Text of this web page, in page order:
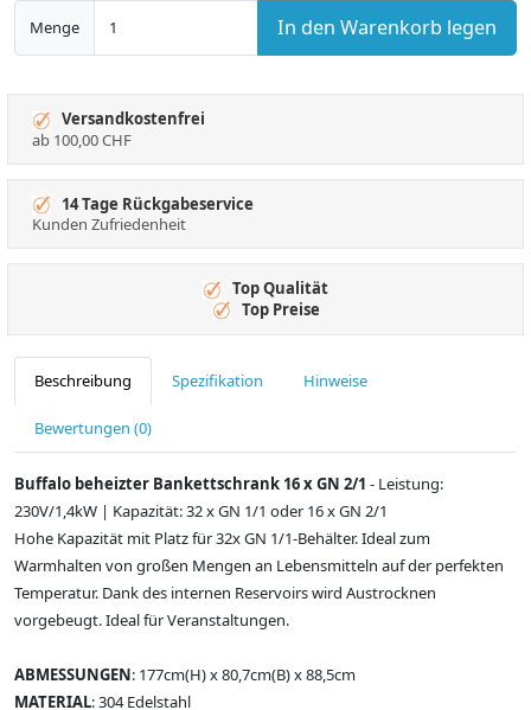
Menge In den Warenkorb legen
Versandkostenfrei
ab 100,00 CHF
14 Tage Rückgabeservice
Kunden Zufriedenheit
Top Qualität
Top Preise
Beschreibung Spezifikation Hinweise
Bewertungen (0)
Buffalo beheizter Bankettschrank 16 x GN 2/1 - Leistung:
230V/1,4kW | Kapazität: 32 x GN 1/1 oder 16 x GN 2/1
Hohe Kapazität mit Platz für 32x GN 1/1-Behälter. Ideal zum
Warmhalten von großen Mengen an Lebensmitteln auf der perfekten
Temperatur. Dank des internen Reservoirs wird Austrocknen
vorgebeugt. Ideal für Veranstaltungen.
ABMESSUNGEN: 177cm(H) x 80,7cm(B) x 88,5cm
MATERIAL: 304 Edelstahl